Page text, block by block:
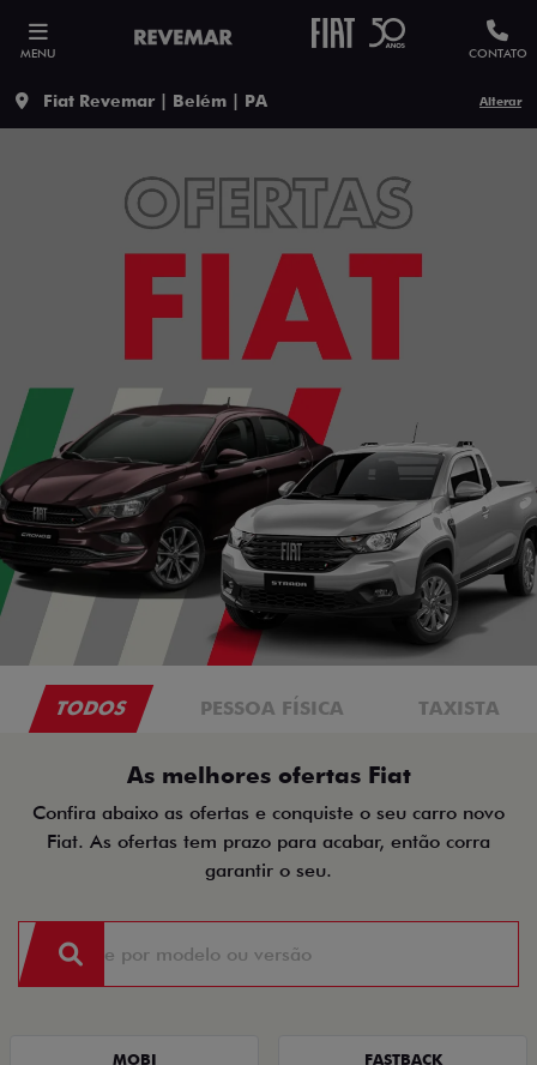
MENU CONTATO
Fiat Revemar | Belém | PA Alterar
TODOS PESSOA FÍSICA TAXISTA
As melhores ofertas Fiat
Confira abaixo as ofertas e conquiste o seu carro novo
Fiat. As ofertas tem prazo para acabar, então corra
garantir o seu.
MOBI FASTBACK